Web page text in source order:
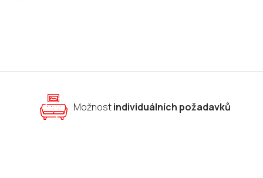
Možnostindividuálních požadavků